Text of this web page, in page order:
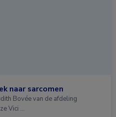
naar sarcomen
Bovée van de afdeling
Vici …